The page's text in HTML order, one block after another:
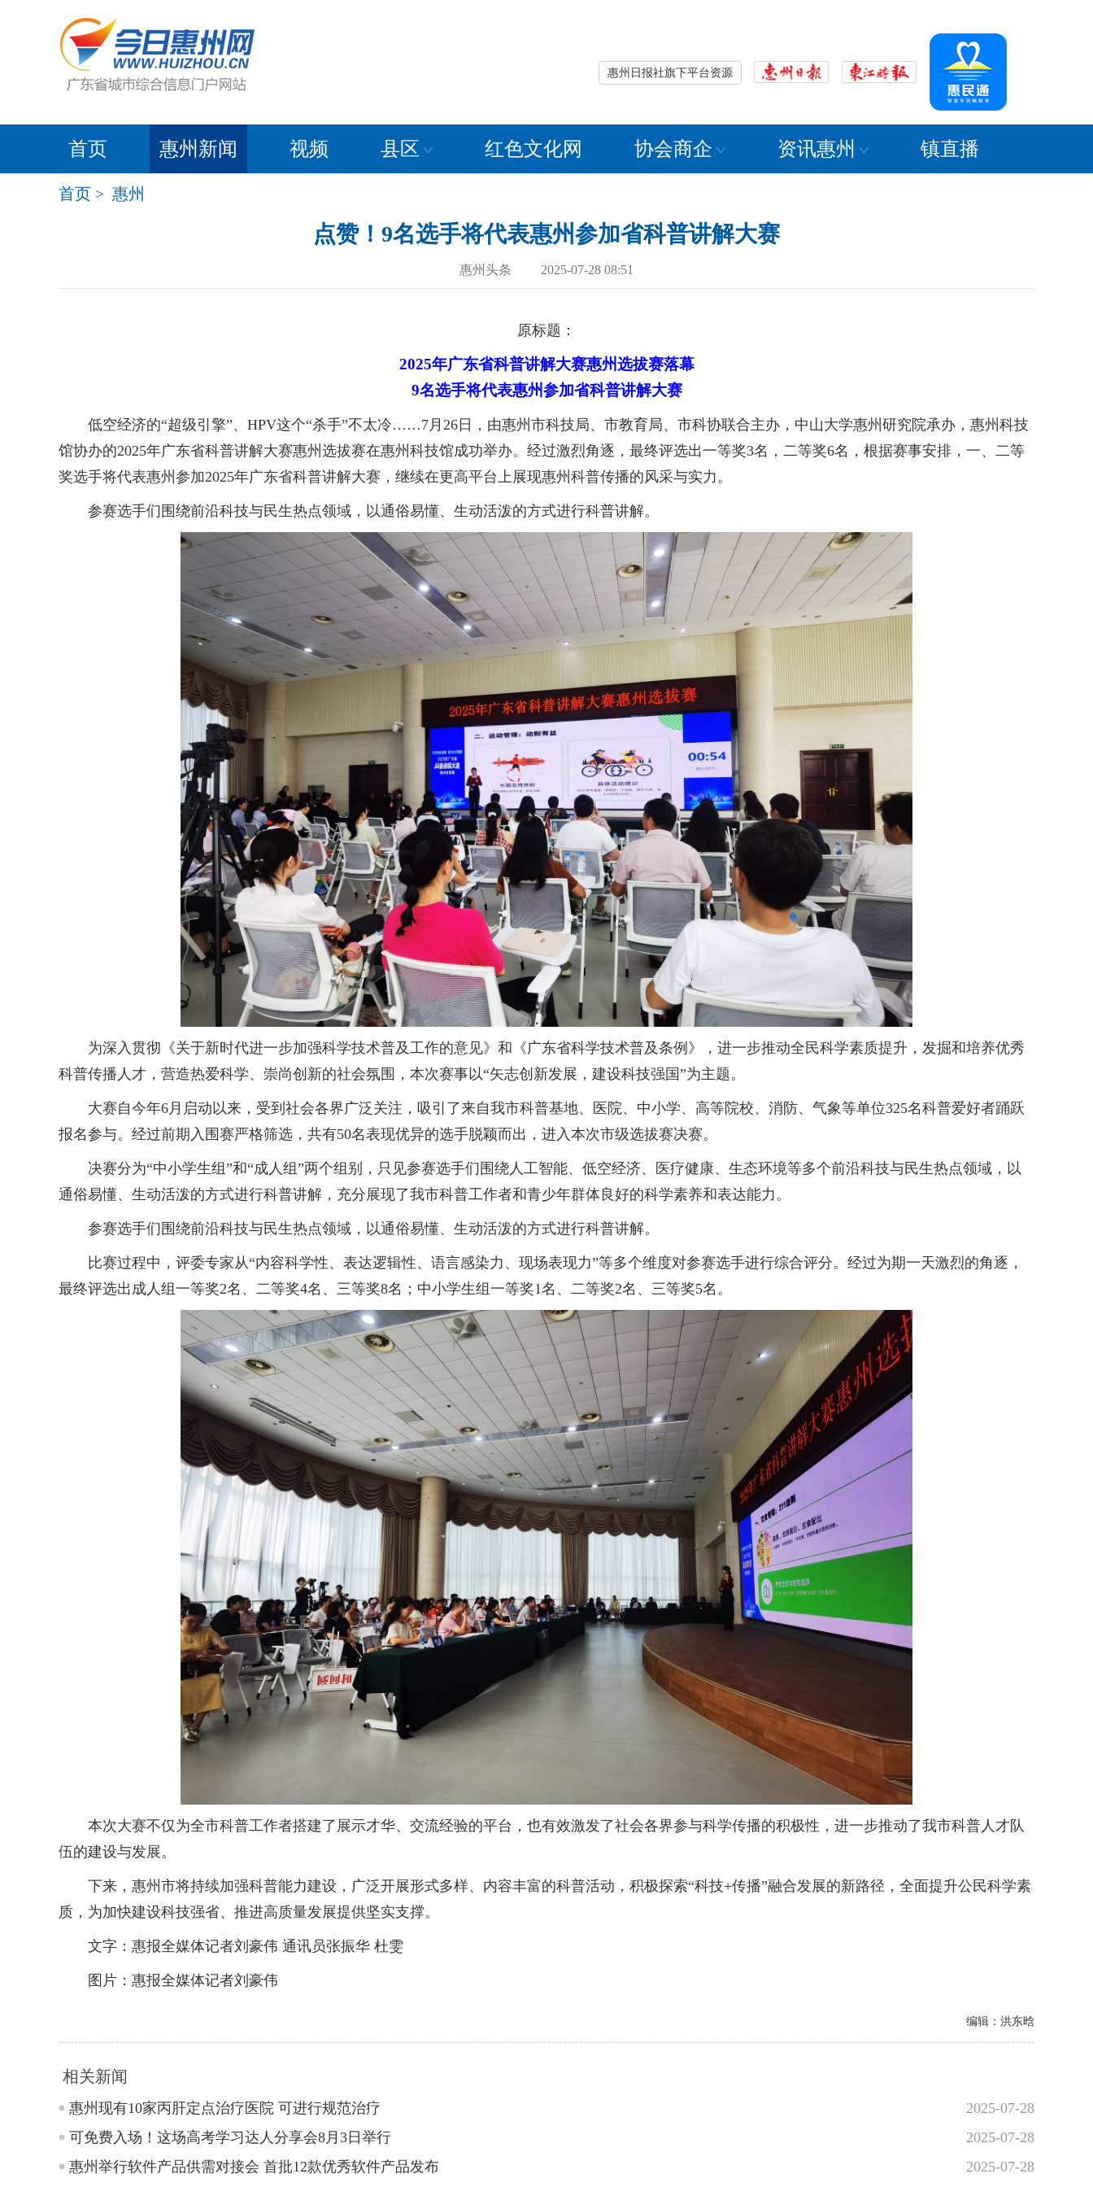
惠州日报社旗下平台资源
首页 惠州新闻 视频 县区 红色文化网 协会商企 资讯惠州 镇直播
首页 > 惠州
点赞！9名选手将代表惠州参加省科普讲解大赛
惠州头条 2025-07-28 08:51
原标题：
2025年广东省科普讲解大赛惠州选拔赛落幕
9名选手将代表惠州参加省科普讲解大赛
低空经济的“超级引擎”、HPV这个“杀手”不太冷……7月26日，由惠州市科技局、市教育局、市科协联合主办，中山大学惠州研究院承办，惠州科技
馆协办的2025年广东省科普讲解大赛惠州选拔赛在惠州科技馆成功举办。经过激烈角逐，最终评选出一等奖3名，二等奖6名，根据赛事安排，一、二等
奖选手将代表惠州参加2025年广东省科普讲解大赛，继续在更高平台上展现惠州科普传播的风采与实力。
参赛选手们围绕前沿科技与民生热点领域，以通俗易懂、生动活泼的方式进行科普讲解。
为深入贯彻《关于新时代进一步加强科学技术普及工作的意见》和《广东省科学技术普及条例》，进一步推动全民科学素质提升，发掘和培养优秀
科普传播人才，营造热爱科学、崇尚创新的社会氛围，本次赛事以“矢志创新发展，建设科技强国”为主题。
大赛自今年6月启动以来，受到社会各界广泛关注，吸引了来自我市科普基地、医院、中小学、高等院校、消防、气象等单位325名科普爱好者踊跃
报名参与。经过前期入围赛严格筛选，共有50名表现优异的选手脱颖而出，进入本次市级选拔赛决赛。
决赛分为“中小学生组”和“成人组”两个组别，只见参赛选手们围绕人工智能、低空经济、医疗健康、生态环境等多个前沿科技与民生热点领域，以
通俗易懂、生动活泼的方式进行科普讲解，充分展现了我市科普工作者和青少年群体良好的科学素养和表达能力。
参赛选手们围绕前沿科技与民生热点领域，以通俗易懂、生动活泼的方式进行科普讲解。
比赛过程中，评委专家从“内容科学性、表达逻辑性、语言感染力、现场表现力”等多个维度对参赛选手进行综合评分。经过为期一天激烈的角逐，
最终评选出成人组一等奖2名、二等奖4名、三等奖8名；中小学生组一等奖1名、二等奖2名、三等奖5名。
本次大赛不仅为全市科普工作者搭建了展示才华、交流经验的平台，也有效激发了社会各界参与科学传播的积极性，进一步推动了我市科普人才队
伍的建设与发展。
下来，惠州市将持续加强科普能力建设，广泛开展形式多样、内容丰富的科普活动，积极探索“科技+传播”融合发展的新路径，全面提升公民科学素
质，为加快建设科技强省、推进高质量发展提供坚实支撑。
文字：惠报全媒体记者刘豪伟 通讯员张振华 杜雯
图片：惠报全媒体记者刘豪伟
编辑：洪东晗
相关新闻
惠州现有10家丙肝定点治疗医院 可进行规范治疗
2025-07-28
可免费入场！这场高考学习达人分享会8月3日举行
2025-07-28
惠州举行软件产品供需对接会 首批12款优秀软件产品发布
2025-07-28